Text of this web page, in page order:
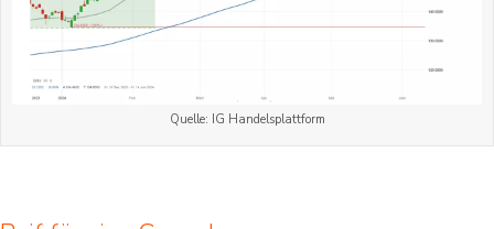
Quelle: IG Handelsplattform